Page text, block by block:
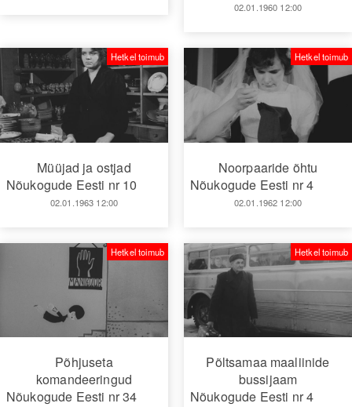
02.01.1960 12:00
Müüjad ja ostjad
Nõukogude Eesti nr 10
02.01.1963 12:00
Hetkel toimub
Noorpaaride õhtu
Nõukogude Eesti nr 4
02.01.1962 12:00
Hetkel toimub
Põhjuseta
komandeeringud
Nõukogude Eesti nr 34
Hetkel toimub
Põltsamaa maaliinide
bussijaam
Nõukogude Eesti nr 4
Hetkel toimub